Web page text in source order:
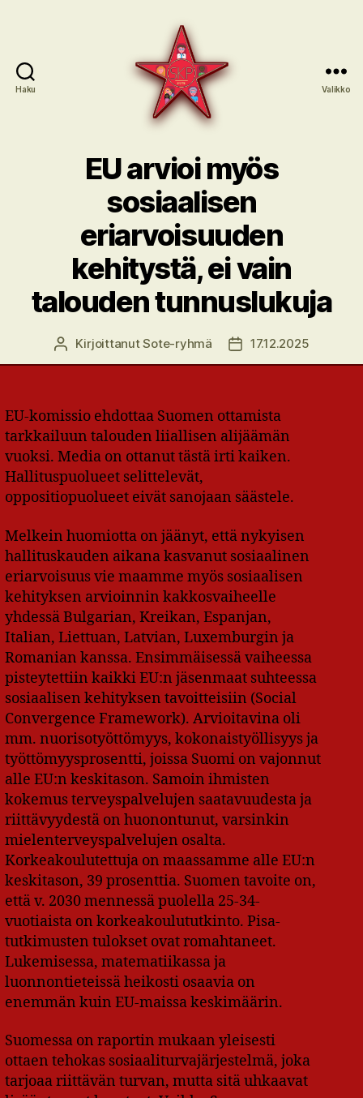
Haku
SKP:n
ryhmä
Valikko
EU arvioi myös
sosiaalisen
eriarvoisuuden
kehitystä, ei vain
talouden tunnuslukuja
Kirjoittaja
KirjoittanutSote-ryhmä Julkaisupäivämäärä
17.12.2025
EU-komissio ehdottaa Suomen ottamista
tarkkailuun talouden liiallisen alijäämän
vuoksi. Media on ottanut tästä irti kaiken.
Hallituspuolueet selittelevät,
oppositiopuolueet eivät sanojaan säästele.
Melkein huomiotta on jäänyt, että nykyisen
hallituskauden aikana kasvanut sosiaalinen
eriarvoisuus vie maamme myös sosiaalisen
kehityksen arvioinnin kakkosvaiheelle
yhdessä Bulgarian, Kreikan, Espanjan,
Italian, Liettuan, Latvian, Luxemburgin ja
Romanian kanssa. Ensimmäisessä vaiheessa
pisteytettiin kaikki EU:n jäsenmaat suhteessa
sosiaalisen kehityksen tavoitteisiin (Social
Convergence Framework). Arvioitavina oli
mm. nuorisotyöttömyys, kokonaistyöllisyys ja
työttömyysprosentti, joissa Suomi on vajonnut
alle EU:n keskitason. Samoin ihmisten
kokemus terveyspalvelujen saatavuudesta ja
riittävyydestä on huonontunut, varsinkin
mielenterveyspalvelujen osalta.
Korkeakoulutettuja on maassamme alle EU:n
keskitason, 39 prosenttia. Suomen tavoite on,
että v. 2030 mennessä puolella 25-34-
vuotiaista on korkeakoulututkinto. Pisa-
tutkimusten tulokset ovat romahtaneet.
Lukemisessa, matematiikassa ja
luonnontieteissä heikosti osaavia on
enemmän kuin EU-maissa keskimäärin.
Suomessa on raportin mukaan yleisesti
ottaen tehokas sosiaaliturvajärjestelmä, joka
tarjoaa riittävän turvan, mutta sitä uhkaavat